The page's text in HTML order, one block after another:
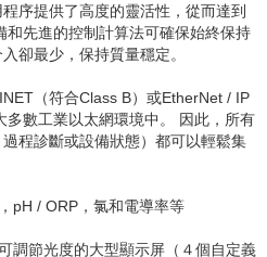
序提供了高度的靈活性，從而達到
和先進的控制計算法可確保始終保持
卻最少，保持質量穩定。
（符合Class B）或EtherNet / IP
數工業以太網環境中。
因此，所有
程診斷或設備狀態）都可以輕鬆集
pH / ORP，氯和電導率等
調節光度的大型顯示屏（４個自定義